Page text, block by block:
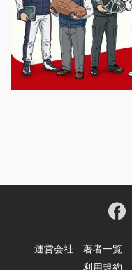
運営会社 著者一覧
利用規約